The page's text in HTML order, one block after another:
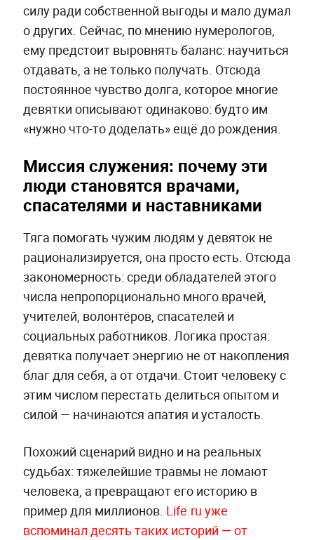
силу ради собственной выгоды и мало думал
о других. Сейчас, по мнению нумерологов,
ему предстоит выровнять баланс: научиться
отдавать, а не только получать. Отсюда
постоянное чувство долга, которое многие
девятки описывают одинаково: будто им
«нужно что-то доделать» ещё до рождения.
Миссия служения: почему эти
люди становятся врачами,
спасателями и наставниками
Тяга помогать чужим людям у девяток не
рационализируется, она просто есть. Отсюда
закономерность: среди обладателей этого
числа непропорционально много врачей,
учителей, волонтёров, спасателей и
социальных работников. Логика простая:
девятка получает энергию не от накопления
благ для себя, а от отдачи. Стоит человеку с
этим числом перестать делиться опытом и
силой — начинаются апатия и усталость.
Похожий сценарий видно и на реальных
судьбах: тяжелейшие травмы не ломают
человека, а превращают его историю в
пример для миллионов. Life.ru уже
вспоминал десять таких историй — от